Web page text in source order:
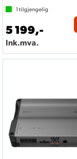
1 tilgjengelig
5 199,-
Ink.mva.